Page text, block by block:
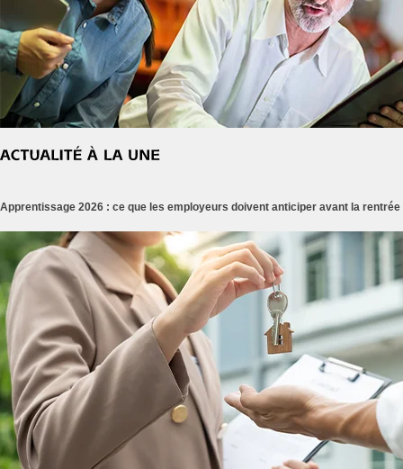
Apprentissage 2026 : ce que les employeurs doivent anticiper avant la rentrée